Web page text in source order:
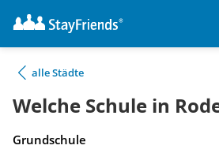
alle Städte
Welche Schule in
Grundschule